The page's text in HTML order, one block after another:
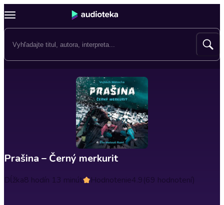
Prašina – Černý merkurit
Dĺžka8 hodín 13 minút Hodnotenie4.9(69 hodnotení)